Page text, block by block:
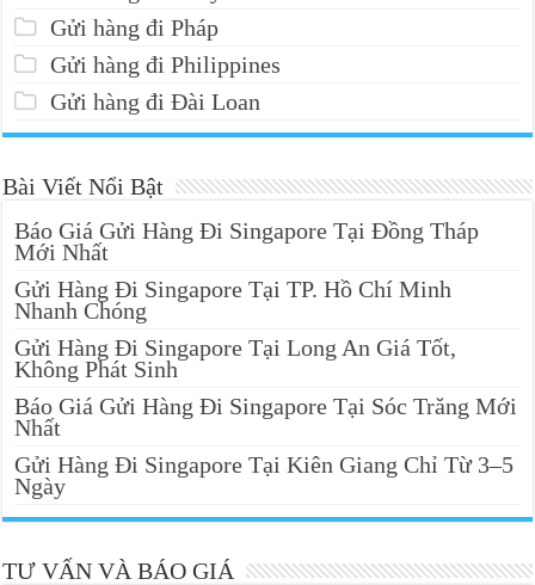
Gửi hàng đi Pháp
Gửi hàng đi Philippines
Gửi hàng đi Đài Loan
Bài Viết Nổi Bật
Báo Giá Gửi Hàng Đi Singapore Tại Đồng Tháp
Mới Nhất
Gửi Hàng Đi Singapore Tại TP. Hồ Chí Minh
Nhanh Chóng
Gửi Hàng Đi Singapore Tại Long An Giá Tốt,
Không Phát Sinh
Báo Giá Gửi Hàng Đi Singapore Tại Sóc Trăng Mới
Nhất
Gửi Hàng Đi Singapore Tại Kiên Giang Chỉ Từ 3–5
Ngày
TƯ VẤN VÀ BÁO GIÁ